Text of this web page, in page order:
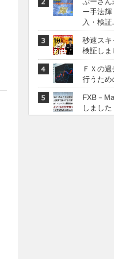
ー手法輝
入・検証
秒速スキ
検証しま
ＦＸの
行うため
FXB－
しました